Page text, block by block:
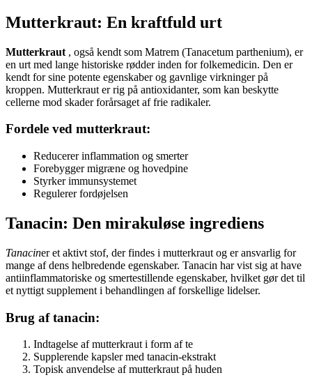
Mutterkraut: En kraftfuld urt
Mutterkraut , også kendt som Matrem (Tanacetum parthenium), er
en urt med lange historiske rødder inden for folkemedicin. Den er
kendt for sine potente egenskaber og gavnlige virkninger på
kroppen. Mutterkraut er rig på antioxidanter, som kan beskytte
cellerne mod skader forårsaget af frie radikaler.
Fordele ved mutterkraut:
Reducerer inflammation og smerter
Forebygger migræne og hovedpine
Styrker immunsystemet
Regulerer fordøjelsen
Tanacin: Den mirakuløse ingrediens
Tanaciner et aktivt stof, der findes i mutterkraut og er ansvarlig for
mange af dens helbredende egenskaber. Tanacin har vist sig at have
antiinflammatoriske og smertestillende egenskaber, hvilket gør det til
et nyttigt supplement i behandlingen af forskellige lidelser.
Brug af tanacin:
Indtagelse af mutterkraut i form af te
Supplerende kapsler med tanacin-ekstrakt
Topisk anvendelse af mutterkraut på huden